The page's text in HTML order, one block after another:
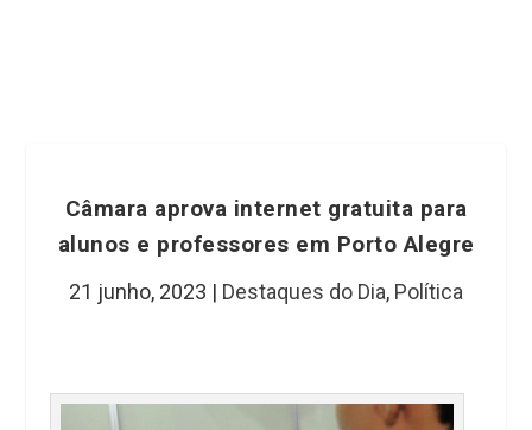
Câmara aprova internet gratuita para
alunos e professores em Porto Alegre
21 junho, 2023 | Destaques do Dia, Política